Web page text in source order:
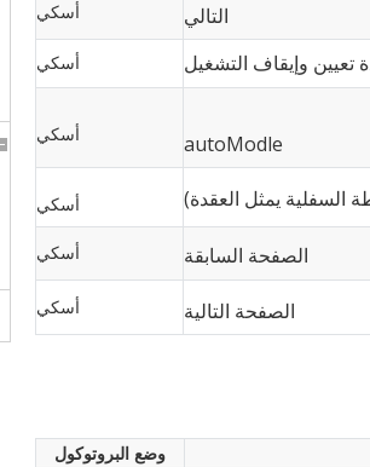
التالي أسكي
تعيين وإيقاف التشغيل أسكي
autoModle أسكي
أسكي
الصفحة السابقة أسكي
الصفحة التالية أسكي
وضع البروتوكول